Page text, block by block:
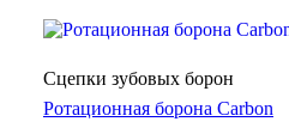
Сцепки зубовых борон
Ротационная борона Carbon